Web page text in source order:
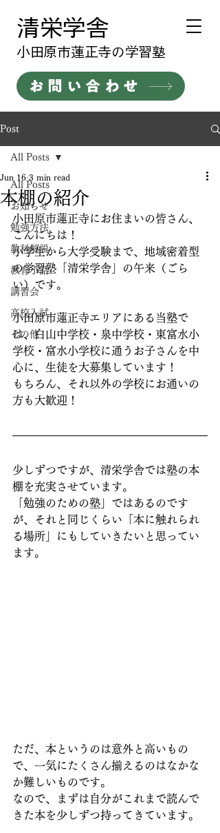
清栄学舎
​小田原市蓮正寺の学習塾
お問い合わせ
Post
All Posts
お知らせ
勉強方法
教科解説
教育小話
講習会
高校入試
その他
All Posts
本棚の紹介
Jun 16 3 min read
小田原市蓮正寺にお住まいの皆さん、
こんにちは！
小学生から大学受験まで、地域密着型
の学習塾「清栄学舎」の午来（ごら
い）です。
小田原市蓮正寺エリアにある当塾で
は、白山中学校・泉中学校・東富水小
学校・富水小学校に通うお子さんを中
心に、生徒を大募集しています！
もちろん、それ以外の学校にお通いの
方も大歓迎！
少しずつですが、清栄学舎では塾の本
棚を充実させています。
「勉強のための塾」ではあるのです
が、それと同じくらい「本に触れられ
る場所」にもしていきたいと思ってい
ます。
ただ、本というのは意外と高いもの
で、一気にたくさん揃えるのはなかな
か難しいものです。
なので、まずは自分がこれまで読んで
きた本を少しずつ持ってきています。